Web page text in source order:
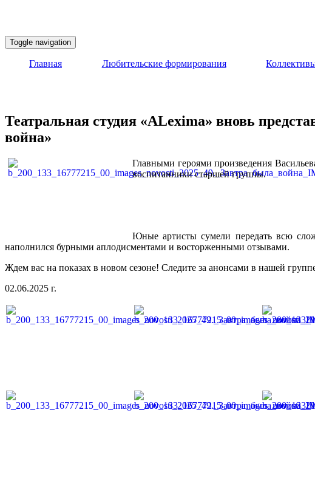
Toggle navigation
Главная Любительские формирования
Театральная студия «ALexima» вновь
война»
Главными героями произведения
воспитанники старшей группы.
Юные артисты сумели передать всю
наполнился бурными аплодисментами и восторженными отзывами.
Ждем вас на показах в новом сезоне! Следите за анонсами в нашей
02.06.2025 г.